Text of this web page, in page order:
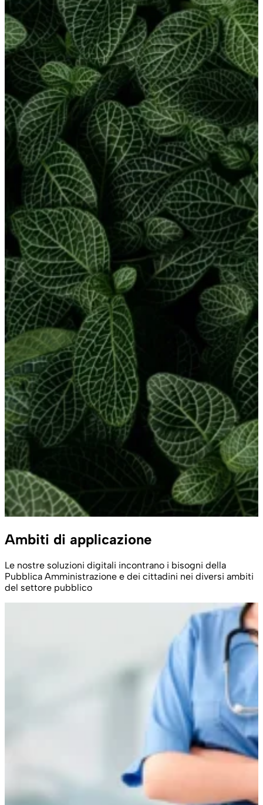
Ambiti di applicazione
Le nostre soluzioni digitali incontrano i bisogni della
Pubblica Amministrazione e dei cittadini nei diversi ambiti
del settore pubblico